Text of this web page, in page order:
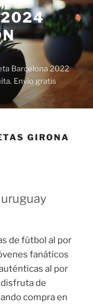
2024
Barcelona 2022
Envío gratis
GIRONA
de fútbol al por
fanáticos
al por
de
compra en